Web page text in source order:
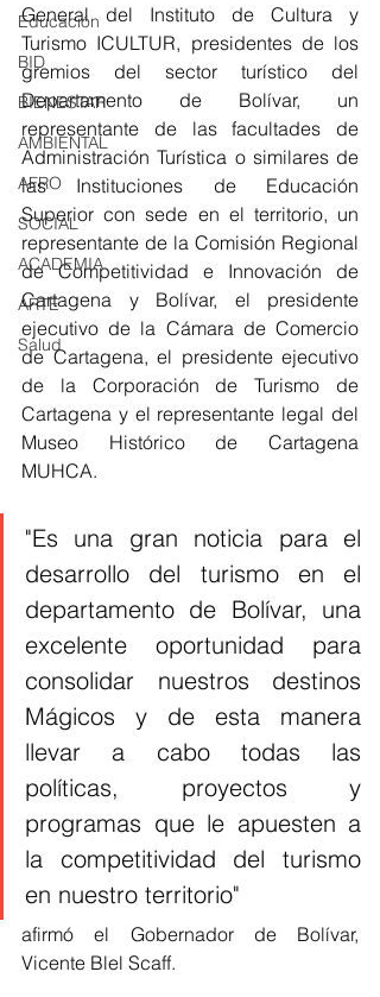
Educación
BID
BIENESTAR
AMBIENTAL
AFRO
SOCIAL
ACADEMIA
ARTE
Salud
General del Instituto de Cultura y
Turismo ICULTUR, presidentes de los
gremios del sector turístico del
Departamento de Bolívar, un
representante de las facultades de
Administración Turística o similares de
las Instituciones de Educación
Superior con sede en el territorio, un
representante de la Comisión Regional
de Competitividad e Innovación de
Cartagena y Bolívar, el presidente
ejecutivo de la Cámara de Comercio
de Cartagena, el presidente ejecutivo
de la Corporación de Turismo de
Cartagena y el representante legal del
Museo Histórico de Cartagena
MUHCA.
"Es una gran noticia para el
desarrollo del turismo en el
departamento de Bolívar, una
excelente oportunidad para
consolidar nuestros destinos
Mágicos y de esta manera
llevar a cabo todas las
políticas, proyectos y
programas que le apuesten a
la competitividad del turismo
en nuestro territorio"
afirmó el Gobernador de Bolívar,
Vicente Blel Scaff.